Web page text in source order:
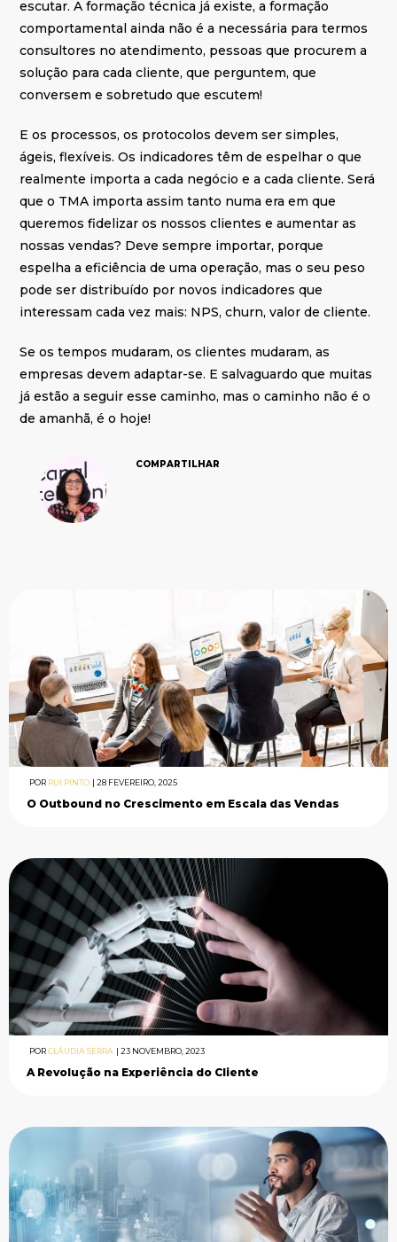
COMPARTILHAR
escutar. A formação técnica já existe, a formação
comportamental ainda não é a necessária para termos
consultores no atendimento, pessoas que procurem a
solução para cada cliente, que perguntem, que
conversem e sobretudo que escutem!
E os processos, os protocolos devem ser simples,
ágeis, flexíveis. Os indicadores têm de espelhar o que
realmente importa a cada negócio e a cada cliente. Será
que o TMA importa assim tanto numa era em que
queremos fidelizar os nossos clientes e aumentar as
nossas vendas? Deve sempre importar, porque
espelha a eficiência de uma operação, mas o seu peso
pode ser distribuído por novos indicadores que
interessam cada vez mais: NPS, churn, valor de cliente.
Se os tempos mudaram, os clientes mudaram, as
empresas devem adaptar-se. E salvaguardo que muitas
já estão a seguir esse caminho, mas o caminho não é o
de amanhã, é o hoje!
POR RUI PINTO 28 FEVEREIRO, 2025
O Outbound no Crescimento em Escala das Vendas
PORCLÁUDIA SERRA 23 NOVEMBRO, 2023
A Revolução na Experiência do Cliente